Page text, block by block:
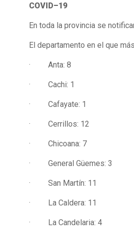
COVID–19
En toda la provincia se
El departamento en el que
· Anta: 8
· Cachi: 1
· Cafayate: 1
· Cerrillos: 12
· Chicoana: 7
· General Güemes: 3
· San Martín: 11
· La Caldera: 11
· La Candelaria: 4